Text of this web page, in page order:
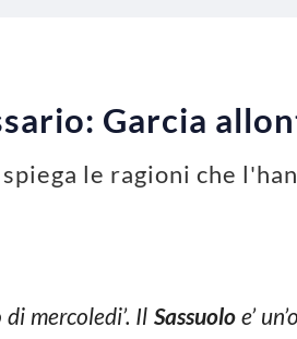
Garcia
le ragioni che
mercoledi’. Il Sassuoloe’